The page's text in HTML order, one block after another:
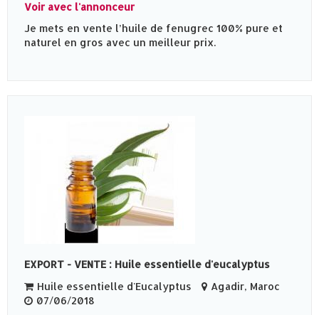
Voir avec l'annonceur
Je mets en vente l’huile de fenugrec 100% pure et
naturel en gros avec un meilleur prix.
EXPORT - VENTE : Huile essentielle d'eucalyptus
Huile essentielle d'Eucalyptus
Agadir, Maroc
07/06/2018